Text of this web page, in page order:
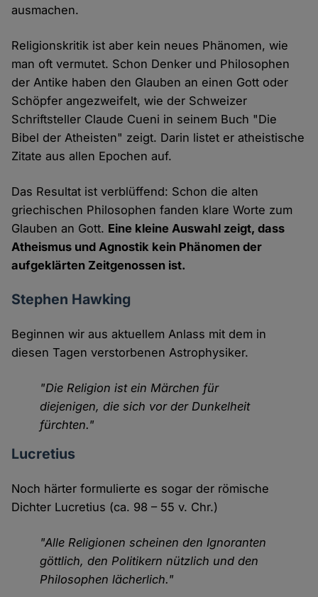
ausmachen.
Religionskritik ist aber kein neues Phänomen, wie
man oft vermutet. Schon Denker und Philosophen
der Antike haben den Glauben an einen Gott oder
Schöpfer angezweifelt, wie der Schweizer
Schriftsteller Claude Cueni in seinem Buch "Die
Bibel der Atheisten" zeigt. Darin listet er atheistische
Zitate aus allen Epochen auf.
Das Resultat ist verblüffend: Schon die alten
griechischen Philosophen fanden klare Worte zum
Glauben an Gott. Eine kleine Auswahl zeigt, dass
Atheismus und Agnostik kein Phänomen der
aufgeklärten Zeitgenossen ist.
Stephen Hawking
Beginnen wir aus aktuellem Anlass mit dem in
diesen Tagen verstorbenen Astrophysiker.
"Die Religion ist ein Märchen für
diejenigen, die sich vor der Dunkelheit
fürchten."
Lucretius
Noch härter formulierte es sogar der römische
Dichter Lucretius (ca. 98 – 55 v. Chr.)
"Alle Religionen scheinen den Ignoranten
göttlich, den Politikern nützlich und den
Philosophen lächerlich."